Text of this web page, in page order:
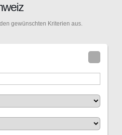
gewünschten Kriterien aus.